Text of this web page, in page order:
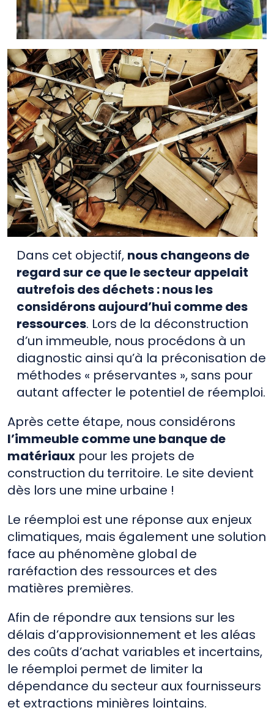
Dans cet objectif, nous changeons de
regard sur ce que le secteur appelait
autrefois des déchets : nous les
considérons aujourd’hui comme des
ressources. Lors de la déconstruction
d’un immeuble, nous procédons à un
diagnostic ainsi qu’à la préconisation de
méthodes « préservantes », sans pour
autant affecter le potentiel de réemploi.
Après cette étape, nous considérons
l’immeuble comme une banque de
matériaux pour les projets de
construction du territoire. Le site devient
dès lors une mine urbaine !
Le réemploi est une réponse aux enjeux
climatiques, mais également une solution
face au phénomène global de
raréfaction des ressources et des
matières premières.
Afin de répondre aux tensions sur les
délais d’approvisionnement et les aléas
des coûts d’achat variables et incertains,
le réemploi permet de limiter la
dépendance du secteur aux fournisseurs
et extractions minières lointains.